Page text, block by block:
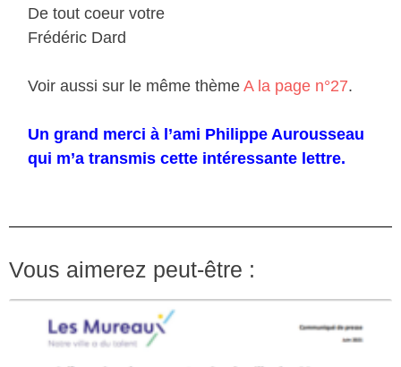
De tout coeur votre
Frédéric Dard
Voir aussi sur le même thèmeA la page n°27.
Un grand merci à l’ami Philippe Aurousseau
qui m’a transmis cette intéressante lettre.
Vous aimerez peut-être :